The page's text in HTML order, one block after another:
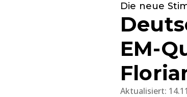
Die neue
EM-
Aktualisiert: